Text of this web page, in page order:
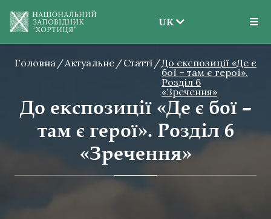
UK
EN
UK
Головна Актуальне Статті
До експозиції «Де є
бої – там є герої».
Розділ 6
«Зречення»
До експозиції «Де є бої –
там є герої». Розділ 6
«Зречення»